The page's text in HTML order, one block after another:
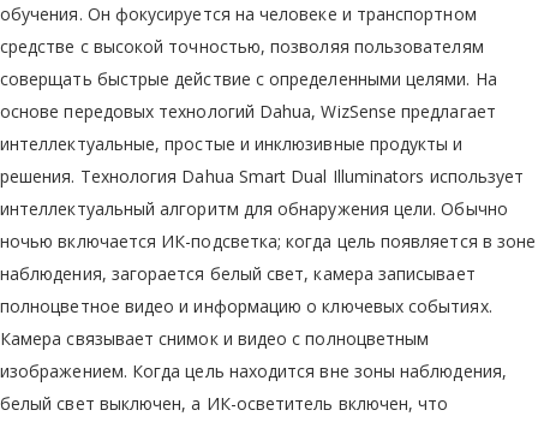
обучения. Он фокусируется на человеке и транспортном
средстве с высокой точностью, позволяя пользователям
соверщать быстрые действие с определенными целями. На
основе передовых технологий Dahua, WizSense предлагает
интеллектуальные, простые и инклюзивные продукты и
решения. Технология Dahua Smart Dual Illuminators использует
интеллектуальный алгоритм для обнаружения цели. Обычно
ночью включается ИК-подсветка; когда цель появляется в зоне
наблюдения, загорается белый свет, камера записывает
полноцветное видео и информацию о ключевых событиях.
Камера связывает снимок и видео с полноцветным
изображением. Когда цель находится вне зоны наблюдения,
белый свет выключен, а ИК-осветитель включен, что